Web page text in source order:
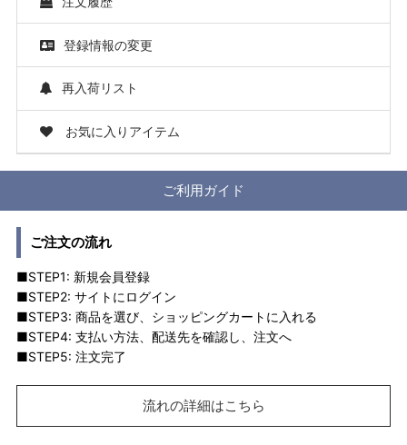
登録情報の変更
再入荷リスト
お気に入りアイテム
ご利用ガイド
ご注文の流れ
■STEP1: 新規会員登録
■STEP2: サイトにログイン
■STEP3: 商品を選び、ショッピングカートに入れる
■STEP4: 支払い方法、配送先を確認し、注文へ
■STEP5: 注文完了
流れの詳細はこちら